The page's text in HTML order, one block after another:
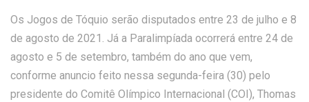
Os Jogos de Tóquio serão disputados entre 23 de julho e 8
de agosto de 2021. Já a Paralimpíada ocorrerá entre 24 de
agosto e 5 de setembro, também do ano que vem,
conforme anuncio feito nessa segunda-feira (30) pelo
presidente do Comitê Olímpico Internacional (COI), Thomas